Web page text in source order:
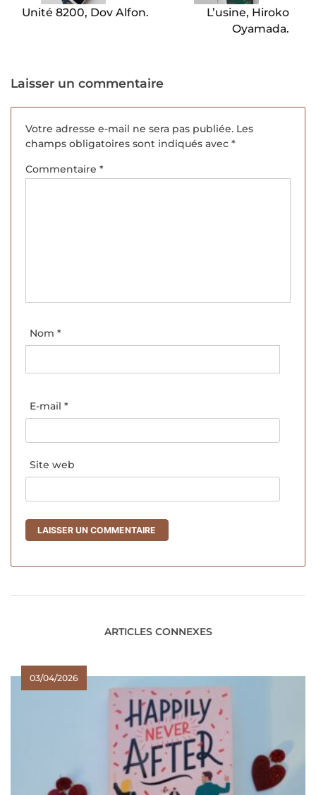
Unité 8200, Dov Alfon.
L’usine, Hiroko
Oyamada.
Laisser un commentaire
Votre adresse e-mail ne sera pas publiée. Les
champs obligatoires sont indiqués avec *
Commentaire *
Nom *
E-mail *
Site web
ARTICLES CONNEXES
03/04/2026